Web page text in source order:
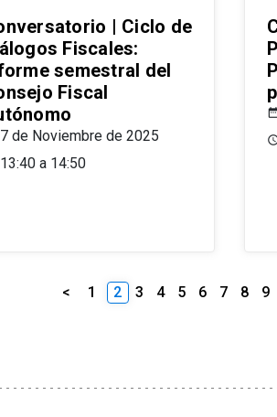
| Ciclo de
Fiscales:
semestral del
Fiscal
7 de Noviembre de 2025
13:40 a 14:50
< 1 2 3 4 5 6 7 8 9